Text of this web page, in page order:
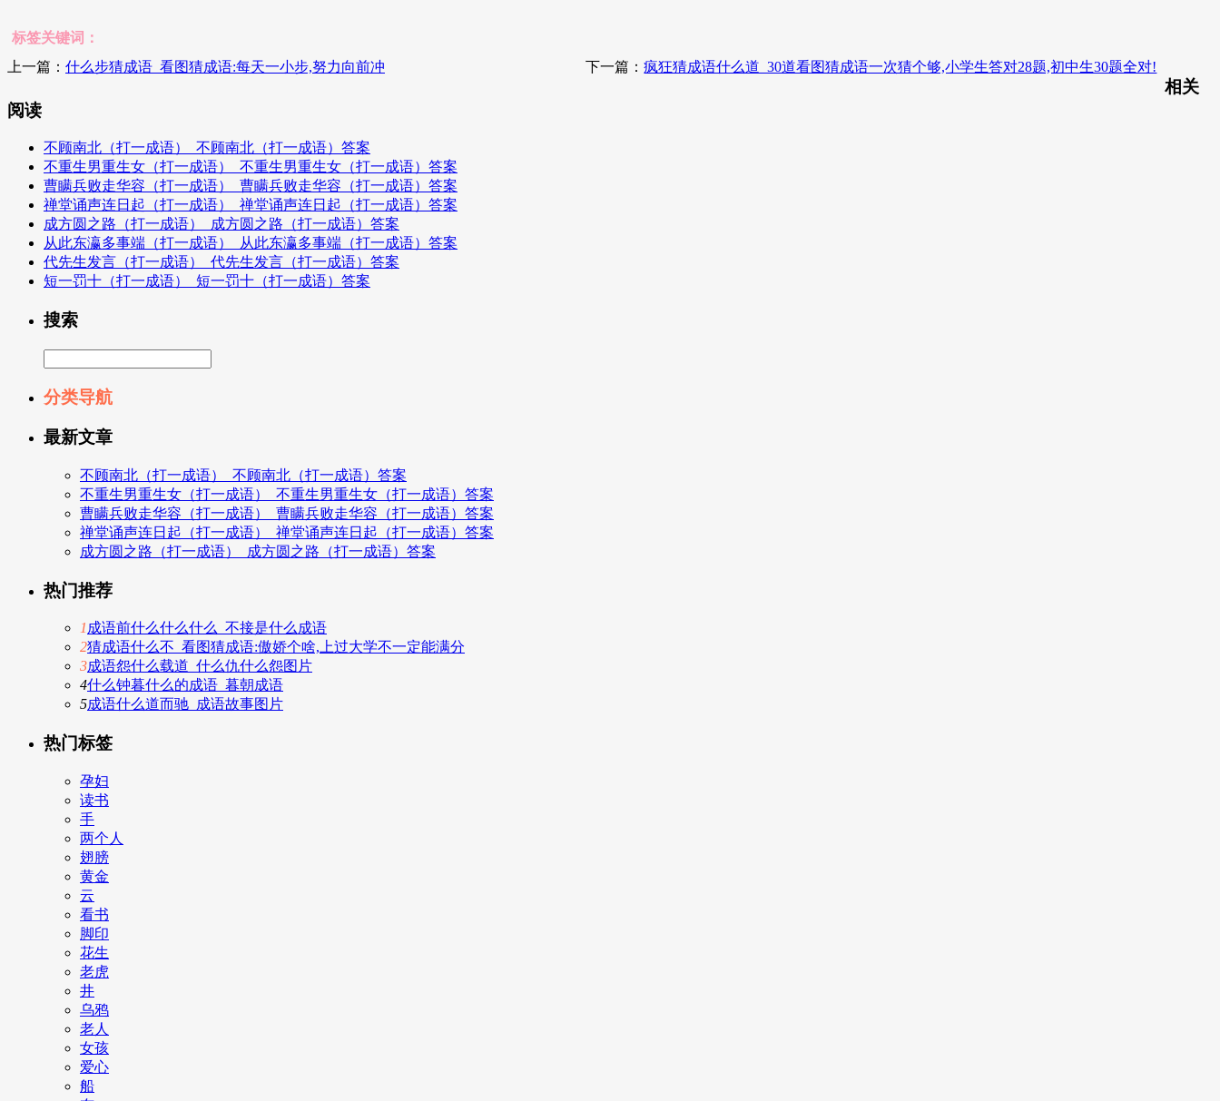
标签关键词：
上一篇： 什么步猜成语_看图猜成语:每天一小步,努力向前冲 下一篇：疯狂猜成语什么道_30道看图猜成语一次猜个够,小学生答对28题,初中生30题全对!
相关
阅读
不顾南北（打一成语）_不顾南北（打一成语）答案
不重生男重生女（打一成语）_不重生男重生女（打一成语）答案
曹瞒兵败走华容（打一成语）_曹瞒兵败走华容（打一成语）答案
禅堂诵声连日起（打一成语）_禅堂诵声连日起（打一成语）答案
成方圆之路（打一成语）_成方圆之路（打一成语）答案
从此东瀛多事端（打一成语）_从此东瀛多事端（打一成语）答案
代先生发言（打一成语）_代先生发言（打一成语）答案
短一罚十（打一成语）_短一罚十（打一成语）答案
搜索
分类导航
最新文章
不顾南北（打一成语）_不顾南北（打一成语）答案
不重生男重生女（打一成语）_不重生男重生女（打一成语）答案
曹瞒兵败走华容（打一成语）_曹瞒兵败走华容（打一成语）答案
禅堂诵声连日起（打一成语）_禅堂诵声连日起（打一成语）答案
成方圆之路（打一成语）_成方圆之路（打一成语）答案
热门推荐
1成语前什么什么什么_不接是什么成语
2猜成语什么不_看图猜成语:傲娇个啥,上过大学不一定能满分
3成语怨什么载道_什么仇什么怨图片
4什么钟暮什么的成语_暮朝成语
5成语什么道而驰_成语故事图片
热门标签
孕妇
读书
手
两个人
翅膀
黄金
云
看书
脚印
花生
老虎
井
乌鸦
老人
女孩
爱心
船